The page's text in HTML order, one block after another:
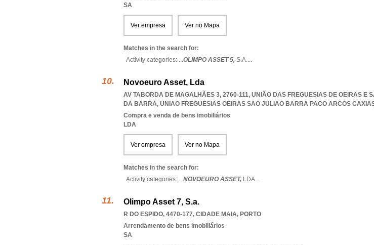
SA
Ver empresa Ver no Mapa
Matches in the search for:
Activity categories: ...OLIMPO ASSET 5, S.A....
Novoeuro Asset, Lda
AV TABORDA DE MAGALHÃES 3, 2760-111, UNIÃO DAS FREGUESIAS DE OEIRAS E
DA BARRA, UNIAO FREGUESIAS OEIRAS SAO JULIAO BARRA PACO ARCOS
Compra e venda de bens imobiliários
LDA
Ver empresa Ver no Mapa
Matches in the search for:
Activity categories: ...NOVOEURO ASSET, LDA...
Olimpo Asset 7, S.a.
R DO ESPIDO, 4470-177, CIDADE MAIA, PORTO
Arrendamento de bens imobiliários
SA